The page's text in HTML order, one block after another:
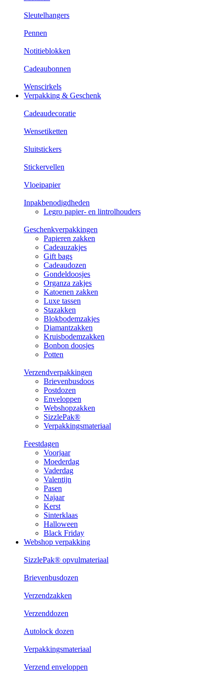
Sleutelhangers
Pennen
Notitieblokken
Cadeaubonnen
Wenscirkels
Verpakking & Geschenk
Cadeaudecoratie
Wensetiketten
Sluitstickers
Stickervellen
Vloeipapier
Inpakbenodigdheden
Legro papier- en lintrolhouders
Geschenkverpakkingen
Papieren zakken
Cadeauzakjes
Gift bags
Cadeaudozen
Gondeldoosjes
Organza zakjes
Katoenen zakken
Luxe tassen
Stazakken
Blokbodemzakjes
Diamantzakken
Kruisbodemzakken
Bonbon doosjes
Potten
Verzendverpakkingen
Brievenbusdoos
Postdozen
Enveloppen
Webshopzakken
SizzlePak®
Verpakkingsmateriaal
Feestdagen
Voorjaar
Moederdag
Vaderdag
Valentijn
Pasen
Najaar
Kerst
Sinterklaas
Halloween
Black Friday
Webshop verpakking
SizzlePak® opvulmateriaal
Brievenbusdozen
Verzendzakken
Verzenddozen
Autolock dozen
Verpakkingsmateriaal
Verzend enveloppen